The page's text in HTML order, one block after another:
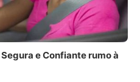
e Confiante rumo à